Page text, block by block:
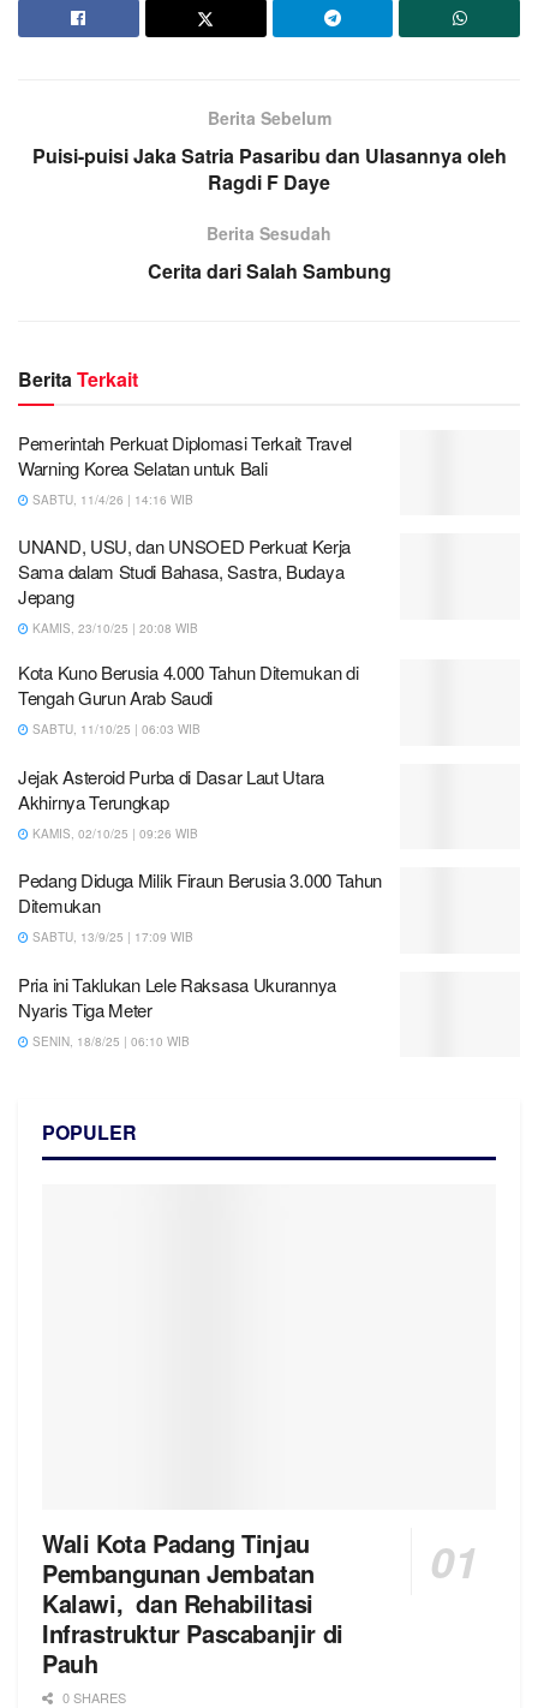
Berita Sebelum
Puisi-puisi Jaka Satria Pasaribu dan Ulasannya oleh
Ragdi F Daye
Berita Sesudah
Cerita dari Salah Sambung
BeritaTerkait
Pemerintah Perkuat Diplomasi Terkait Travel
Warning Korea Selatan untuk Bali
SABTU, 11/4/26 | 14:16 WIB
UNAND, USU, dan UNSOED Perkuat Kerja
Sama dalam Studi Bahasa, Sastra, Budaya
Jepang
KAMIS, 23/10/25 | 20:08 WIB
Kota Kuno Berusia 4.000 Tahun Ditemukan di
Tengah Gurun Arab Saudi
SABTU, 11/10/25 | 06:03 WIB
Jejak Asteroid Purba di Dasar Laut Utara
Akhirnya Terungkap
KAMIS, 02/10/25 | 09:26 WIB
Pedang Diduga Milik Firaun Berusia 3.000 Tahun
Ditemukan
SABTU, 13/9/25 | 17:09 WIB
Pria ini Taklukan Lele Raksasa Ukurannya
Nyaris Tiga Meter
SENIN, 18/8/25 | 06:10 WIB
POPULER
Wali Kota Padang Tinjau
Pembangunan Jembatan
Kalawi, dan Rehabilitasi
Infrastruktur Pascabanjir di
Pauh
0 SHARES